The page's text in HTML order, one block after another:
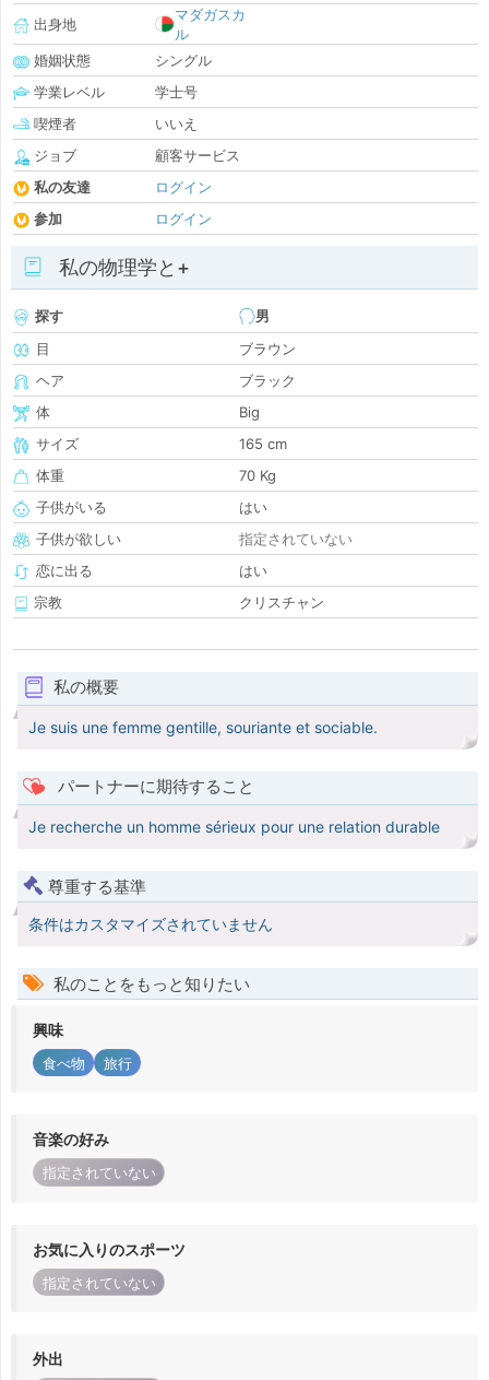
出身地
マダガスカ
ル
婚姻状態
シングル
学業レベル
学士号
喫煙者
いいえ
ジョブ
顧客サービス
私の友達
ログイン
参加
ログイン
私の物理学と+
探す
男
目
ブラウン
ヘア
ブラック
体
Big
サイズ
165 cm
体重
70 Kg
子供がいる
はい
子供が欲しい
指定されていない
恋に出る
はい
宗教
クリスチャン
私の概要
Je suis une femme gentille, souriante et sociable.
パートナーに期待すること
Je recherche un homme sérieux pour une relation durable
尊重する基準
条件はカスタマイズされていません
私のことをもっと知りたい
興味
食べ物 旅行
音楽の好み
指定されていない
お気に入りのスポーツ
指定されていない
外出